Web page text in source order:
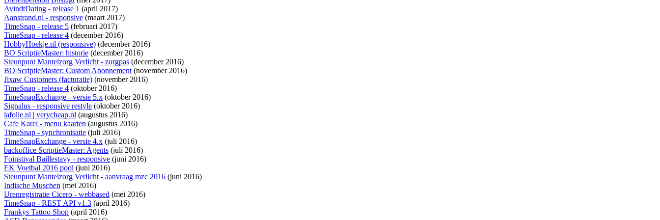
AvindtDating - release 1 (april 2017)
Aanstrand.nl - responsive (maart 2017)
TimeSnap - release 5 (februari 2017)
TimeSnap - release 4 (december 2016)
HobbyHoekje.nl (responsive) (december 2016)
BO ScriptieMaster: historie (december 2016)
Steunpunt Mantelzorg Verlicht - zorgpas (december 2016)
BO ScriptieMaster: Custom Abonnement(november 2016)
Jixaw Customers (facturatie) (november 2016)
TimeSnap - release 4 (oktober 2016)
TimeSnapExchange - versie 5.x (oktober 2016)
Signalus - responsive restyle (oktober 2016)
lafolie.nl | verycheap.nl (augustus 2016)
Cafe Karel - menu kaarten (augustus 2016)
TimeSnap - synchronisatie (juli 2016)
TimeSnapExchange - versie 4.x (juli 2016)
backoffice ScriptieMaster: Agents (juli 2016)
Foinstival Baillestavy - responsive (juni 2016)
EK Voetbal 2016 pool (juni 2016)
Steunpunt Mantelzorg Verlicht - aanvraag mzc 2016 (juni 2016)
Indische Muschen (mei 2016)
Urenregistratie Cicero - webbased (mei 2016)
TimeSnap - REST API v1.3 (april 2016)
Frankys Tattoo Shop (april 2016)